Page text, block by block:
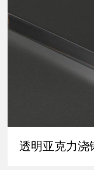
透明亚克力浇